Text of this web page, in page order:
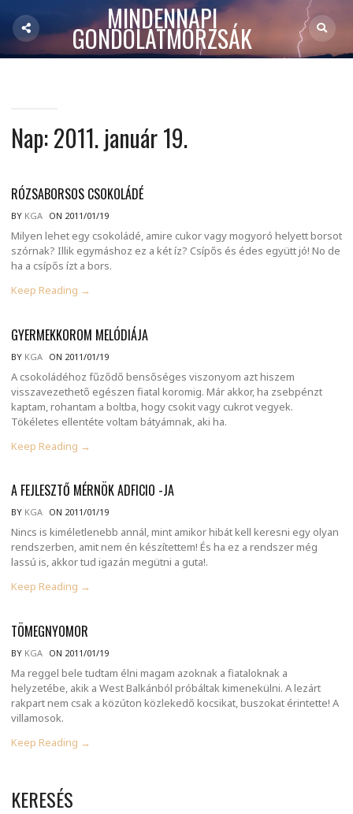
MINDENNAPI
GONDOLATMORZSÁK
Nap:2011. január 19.
RÓZSABORSOS CSOKOLÁDÉ
BY KGA ON 2011/01/19
Milyen lehet egy csokoládé, amire cukor vagy mogyoró helyett borsot
szórnak? Illik egymáshoz ez a két íz? Csípős és édes együtt jó! No de
ha a csípős ízt a bors.
Keep Reading →
GYERMEKKOROM MELÓDIÁJA
BY KGA ON 2011/01/19
A csokoládéhoz fűződő bensőséges viszonyom azt hiszem
visszavezethető egészen fiatal koromig. Már akkor, ha zsebpénzt
kaptam, rohantam a boltba, hogy csokit vagy cukrot vegyek.
Tökéletes ellentéte voltam bátyámnak, aki ha.
Keep Reading →
A FEJLESZTŐ MÉRNÖK ADFICIO -JA
BY KGA ON 2011/01/19
Nincs is kiméletlenebb annál, mint amikor hibát kell keresni egy olyan
rendszerben, amit nem én készítettem! És ha ez a rendszer még
lassú is, akkor tud igazán megütni a guta!.
Keep Reading →
TÖMEGNYOMOR
BY KGA ON 2011/01/19
Ma reggel bele tudtam élni magam azoknak a fiataloknak a
helyzetébe, akik a West Balkánból próbáltak kimenekülni. A lezárt
rakpart nem csak a közúton közlekedő kocsikat, buszokat érintette! A
villamosok.
Keep Reading →
KERESÉS